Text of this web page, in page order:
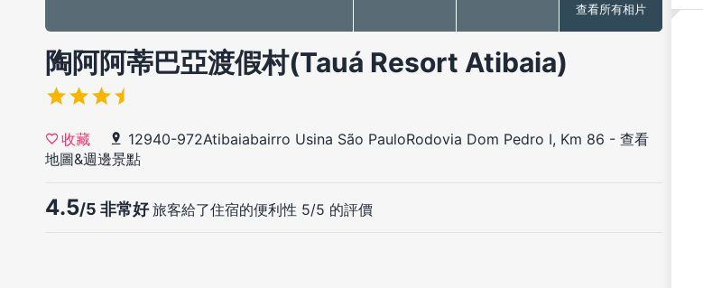
查看所有相片
陶阿阿蒂巴亞渡假村(Tauá Resort Atibaia)
收藏 12940-972Atibaiabairro Usina São PauloRodovia Dom Pedro I, Km 86 - 查看
地圖&週邊景點
4.5/5 非常好旅客給了住宿的便利性 5/5 的評價